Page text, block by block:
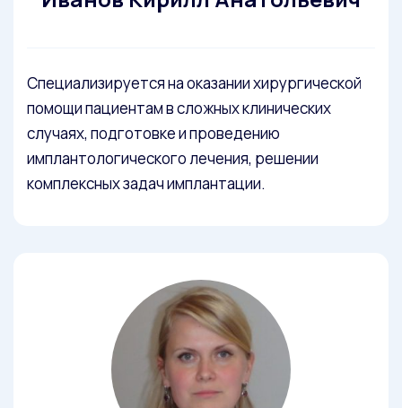
Специализируется на оказании хирургической
помощи пациентам в сложных клинических
случаях, подготовке и проведению
имплантологического лечения, решении
комплексных задач имплантации.